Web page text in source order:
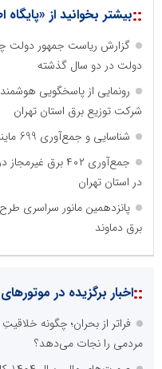
::بیشتر بخوانید از
گزارش ریاست جمهور دولت
دولت در دو سال گذشته
شرکت توزیع برق استان تهران
شناسایی و جمع‌آوری 699 ماینر غیرمجاز در استان تهران
جمع‌آوری ۴۰۲ برق
در استان تهران
پانزدهمین مانور سراسری
برق دماوند
نظرسنجی
مهمترین نیازمندی ساختار
گزینه است؟
راه اندازی خبرگزاری داخلی